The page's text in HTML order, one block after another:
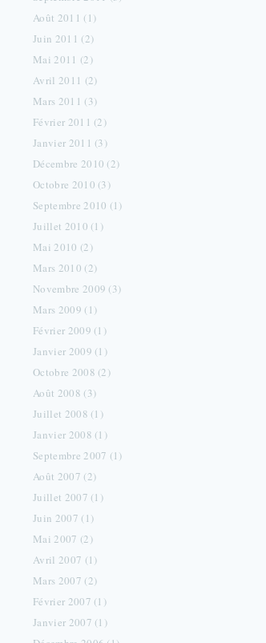
Août 2011 (1)
Juin 2011 (2)
Mai 2011 (2)
Avril 2011 (2)
Mars 2011 (3)
Février 2011 (2)
Janvier 2011 (3)
Décembre 2010 (2)
Octobre 2010 (3)
Septembre 2010 (1)
Juillet 2010 (1)
Mai 2010 (2)
Mars 2010 (2)
Novembre 2009 (3)
Mars 2009 (1)
Février 2009 (1)
Janvier 2009 (1)
Octobre 2008 (2)
Août 2008 (3)
Juillet 2008 (1)
Janvier 2008 (1)
Septembre 2007 (1)
Août 2007 (2)
Juillet 2007 (1)
Juin 2007 (1)
Mai 2007 (2)
Avril 2007 (1)
Mars 2007 (2)
Février 2007 (1)
Janvier 2007 (1)